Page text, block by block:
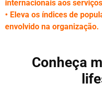
internacionais aos
• Eleva os índices de
envolvido na organização.
Conheça